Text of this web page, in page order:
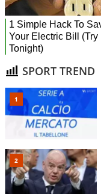
SPORT TREND